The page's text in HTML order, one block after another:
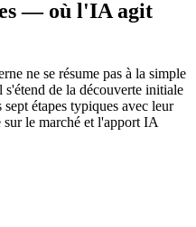
— où l'IA agit
ne se résume pas à la simple
de la découverte initiale
étapes typiques avec leur
le marché et l'apport IA